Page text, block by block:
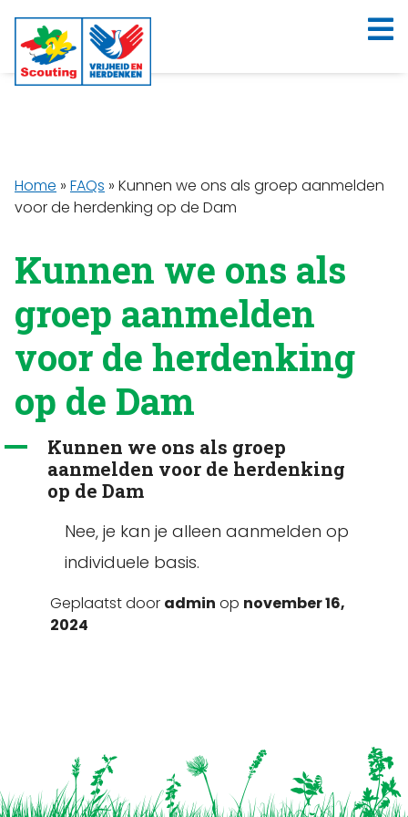
Home » FAQs » Kunnen we ons als groep aanmelden
voor de herdenking op de Dam
Kunnen we ons als
groep aanmelden
voor de herdenking
op de Dam
A
Kunnen we ons als groep
aanmelden voor de herdenking
op de Dam
Nee, je kan je alleen aanmelden op
individuele basis.
Geplaatst door admin op november 16,
2024